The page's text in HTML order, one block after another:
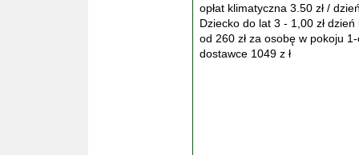
opłat klimatyczna 3.50 zł /
Dziecko do lat 3 - 1,00 zł
od 260 zł za osobę w pokoju
dostawce 1049 z ł